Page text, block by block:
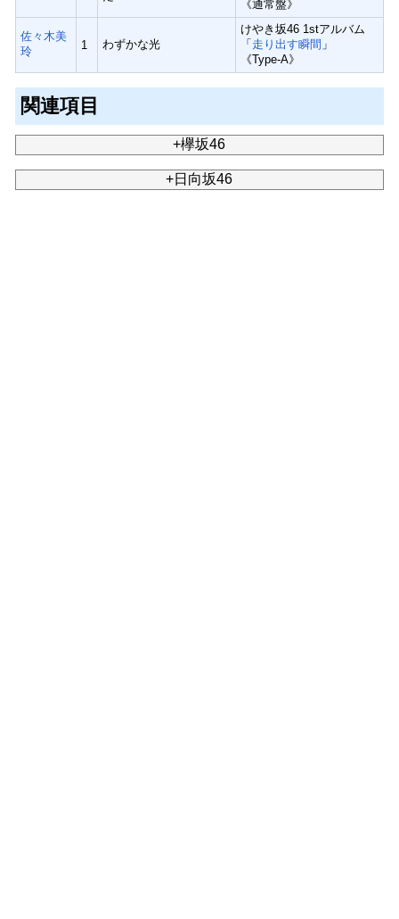
《通常盤》
佐々木美
玲
1 わずかな光
けやき坂46 1stアルバム
「 走り出す瞬間 」
《Type-A》
関連項目
+欅坂46
+日向坂46